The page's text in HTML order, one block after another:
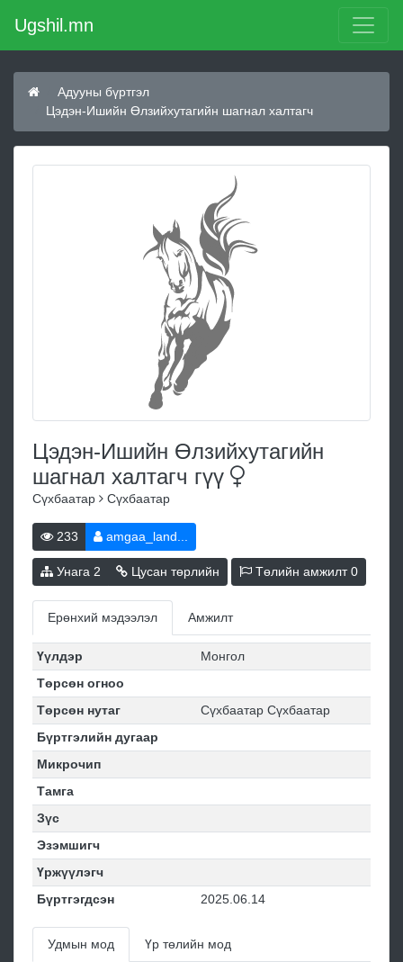
Ugshil.mn
Адууны бүртгэл
Цэдэн-Ишийн Өлзийхутагийн шагнал халтагч
Цэдэн-Ишийн Өлзийхутагийн
шагнал халтагч гүү
Сүхбаатар Сүхбаатар
233 amgaa_land...
Унага 2 Цусан төрлийн Төлийн амжилт0
Ерөнхий мэдээлэл Амжилт
Үүлдэр
Монгол
Төрсөн огноо
Төрсөн нутаг
Сүхбаатар Сүхбаатар
Бүртгэлийн дугаар
Микрочип
Тамга
Зүс
Эзэмшигч
Үржүүлэгч
Бүртгэгдсэн
2025.06.14
Удмын мод Үр төлийн мод